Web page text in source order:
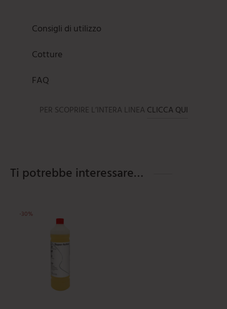
Consigli di utilizzo
Cotture
FAQ
PER SCOPRIRE L’INTERA LINEA CLICCA QUI
Ti potrebbe interessare…
-30%